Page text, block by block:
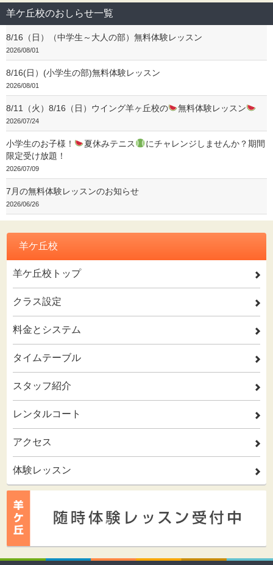
羊ケ丘校のおしらせ一覧
8/16（日）（中学生～大人の部）無料体験レッスン
2026/08/01
8/16(日）(小学生の部)無料体験レッスン
2026/08/01
8/11（火）8/16（日）ウイング羊ヶ丘校の 無料体験レッスン
2026/07/24
小学生のお子様！ 夏休みテニス
にチャレンジしませんか？期間
限定受け放題！
2026/07/09
7月の無料体験レッスンのお知らせ
2026/06/26
羊ケ丘校
羊ケ丘校トップ 2
クラス設定 2
料金とシステム 2
タイムテーブル 2
スタッフ紹介 2
レンタルコート 2
アクセス 2
体験レッスン 2